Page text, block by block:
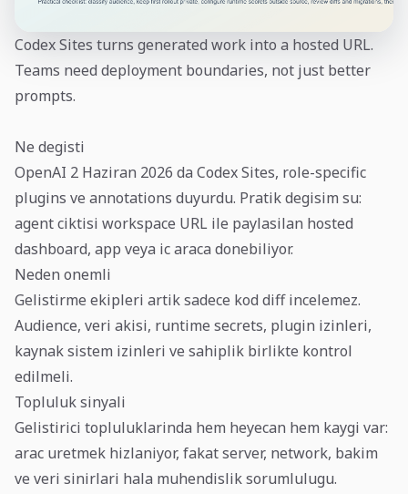
Codex Sites turns generated work into a hosted URL.
Teams need deployment boundaries, not just better
prompts.
Ne degisti
OpenAI 2 Haziran 2026 da Codex Sites, role-specific
plugins ve annotations duyurdu. Pratik degisim su:
agent ciktisi workspace URL ile paylasilan hosted
dashboard, app veya ic araca donebiliyor.
Neden onemli
Gelistirme ekipleri artik sadece kod diff incelemez.
Audience, veri akisi, runtime secrets, plugin izinleri,
kaynak sistem izinleri ve sahiplik birlikte kontrol
edilmeli.
Topluluk sinyali
Gelistirici topluluklarinda hem heyecan hem kaygi var:
arac uretmek hizlaniyor, fakat server, network, bakim
ve veri sinirlari hala muhendislik sorumlulugu.